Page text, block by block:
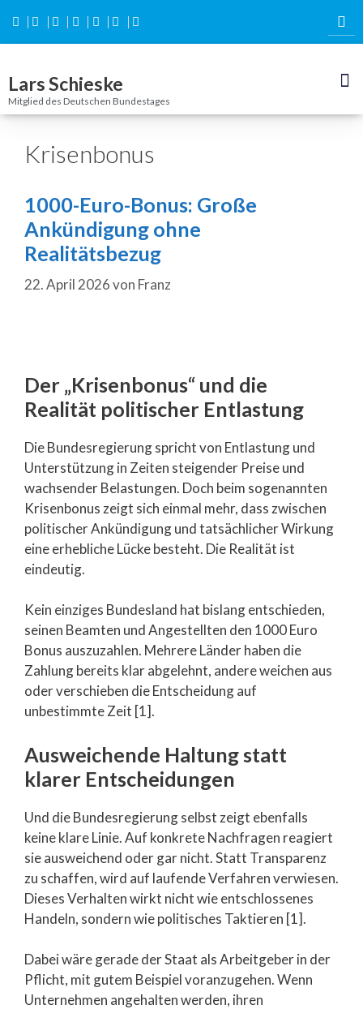
springen
Lars Schieske
Mitglied des Deutschen Bundestages
Krisenbonus
1000-Euro-Bonus: Große
Ankündigung ohne
Realitätsbezug
22. April 2026von Franz
Der „Krisenbonus“ und die
Realität politischer Entlastung
Die Bundesregierung spricht von Entlastung und
Unterstützung in Zeiten steigender Preise und
wachsender Belastungen. Doch beim sogenannten
Krisenbonus zeigt sich einmal mehr, dass zwischen
politischer Ankündigung und tatsächlicher Wirkung
eine erhebliche Lücke besteht. Die Realität ist
eindeutig.
Kein einziges Bundesland hat bislang entschieden,
seinen Beamten und Angestellten den 1000 Euro
Bonus auszuzahlen. Mehrere Länder haben die
Zahlung bereits klar abgelehnt, andere weichen aus
oder verschieben die Entscheidung auf
unbestimmte Zeit [1].
Ausweichende Haltung statt
klarer Entscheidungen
Und die Bundesregierung selbst zeigt ebenfalls
keine klare Linie. Auf konkrete Nachfragen reagiert
sie ausweichend oder gar nicht. Statt Transparenz
zu schaffen, wird auf laufende Verfahren verwiesen.
Dieses Verhalten wirkt nicht wie entschlossenes
Handeln, sondern wie politisches Taktieren [1].
Dabei wäre gerade der Staat als Arbeitgeber in der
Pflicht, mit gutem Beispiel voranzugehen. Wenn
Unternehmen angehalten werden, ihren